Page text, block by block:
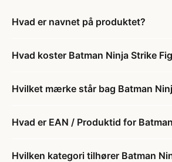
Hvad er navnet på produktet?
Hvad koster Batman Ninja Strike
Hvilket mærke står bag Batman
Hvad er EAN / Produktid for
Hvilken kategori tilhører Batman